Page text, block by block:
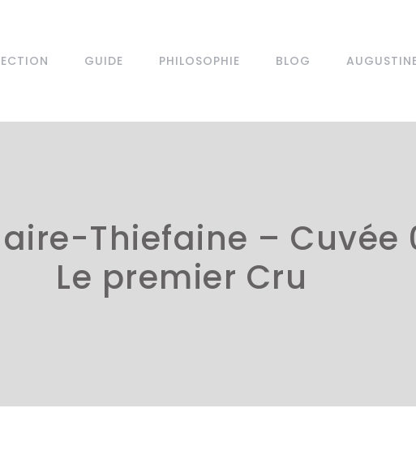
GUIDE PHILOSOPHIE BLOG
Thiefaine – Cuvée
Le premier Cru